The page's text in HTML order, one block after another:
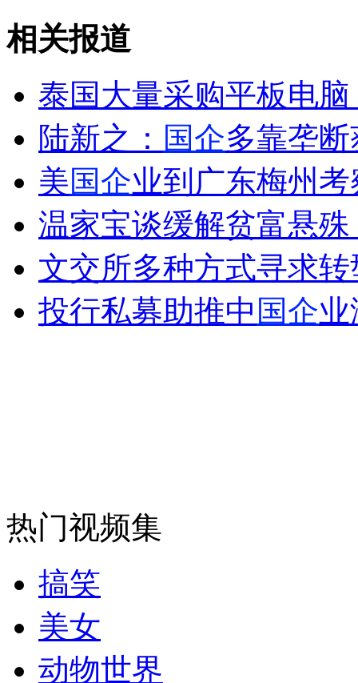
外交部：有关国家言论片面不公正
安徽一实载49人客车翻车
走！跟着总书记去植树
消防员救轻生者 花炮节热闹非凡 减压"枕头大战"
相关报道
泰国大量采购平板电脑
陆新之： 国企多靠垄
美国企业到广东梅州
温家宝谈缓解贫富悬
文交所多种方式寻求
投行私募助推中 国企
热门视频集
搞笑
美女
动物世界